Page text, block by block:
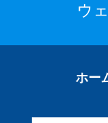
ウ
ホー